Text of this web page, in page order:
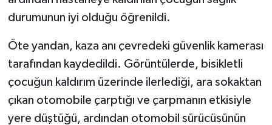
durumunun iyi olduğu öğrenildi.
Öte yandan, kaza anı çevredeki güvenlik kamerası
tarafından kaydedildi. Görüntülerde, bisikletli
çocuğun kaldırım üzerinde ilerlediği, ara sokaktan
çıkan otomobile çarptığı ve çarpmanın etkisiyle
yere düştüğü, ardından otomobil sürücüsünün